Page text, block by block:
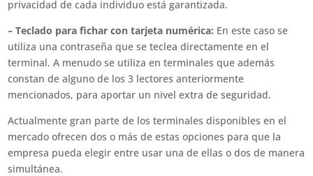
privacidad de cada individuo está garantizada.
– Teclado para fichar con tarjeta numérica: En este caso se
utiliza una contraseña que se teclea directamente en el
terminal. A menudo se utiliza en terminales que además
constan de alguno de los 3 lectores anteriormente
mencionados, para aportar un nivel extra de seguridad.
Actualmente gran parte de los terminales disponibles en el
mercado ofrecen dos o más de estas opciones para que la
empresa pueda elegir entre usar una de ellas o dos de manera
simultánea.